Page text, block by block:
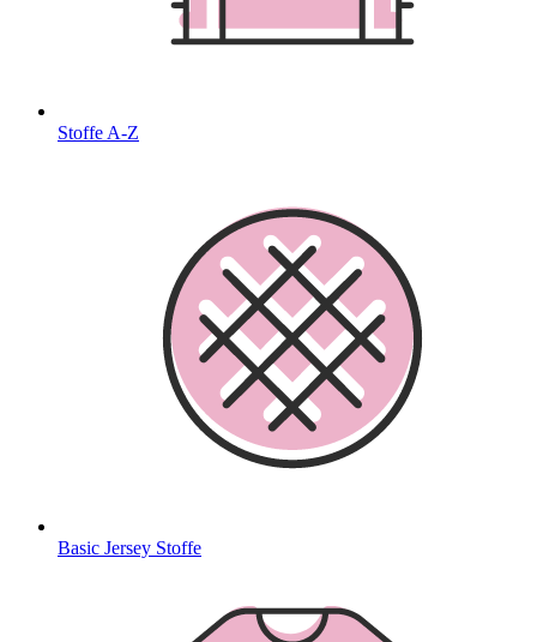
Stoffe A-Z
Basic Jersey Stoffe